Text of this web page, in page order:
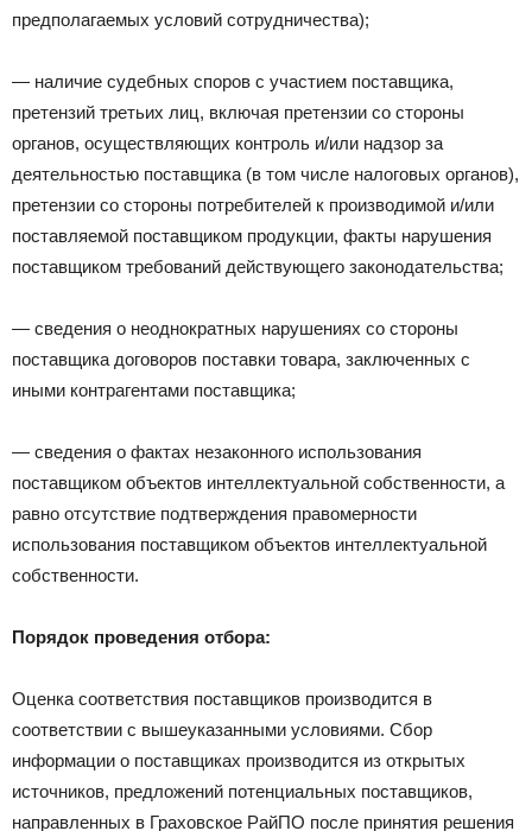
предполагаемых условий сотрудничества);
— наличие судебных споров с участием поставщика,
претензий третьих лиц, включая претензии со стороны
органов, осуществляющих контроль и/или надзор за
деятельностью поставщика (в том числе налоговых органов),
претензии со стороны потребителей к производимой и/или
поставляемой поставщиком продукции, факты нарушения
поставщиком требований действующего законодательства;
— сведения о неоднократных нарушениях со стороны
поставщика договоров поставки товара, заключенных с
иными контрагентами поставщика;
— сведения о фактах незаконного использования
поставщиком объектов интеллектуальной собственности, а
равно отсутствие подтверждения правомерности
использования поставщиком объектов интеллектуальной
собственности.
Порядок проведения отбора:
Оценка соответствия поставщиков производится в
соответствии с вышеуказанными условиями. Сбор
информации о поставщиках производится из открытых
источников, предложений потенциальных поставщиков,
направленных в Граховское РайПО после принятия решения